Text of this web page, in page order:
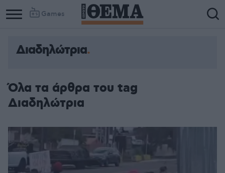
Games
Διαδηλώτρια
Όλα τα άρθρα του tag
Διαδηλώτρια